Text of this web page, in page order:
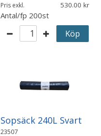
Pris exkl. 530.00
Antal/fp 200st
Köp
Sopsäck 240L Svart
23507